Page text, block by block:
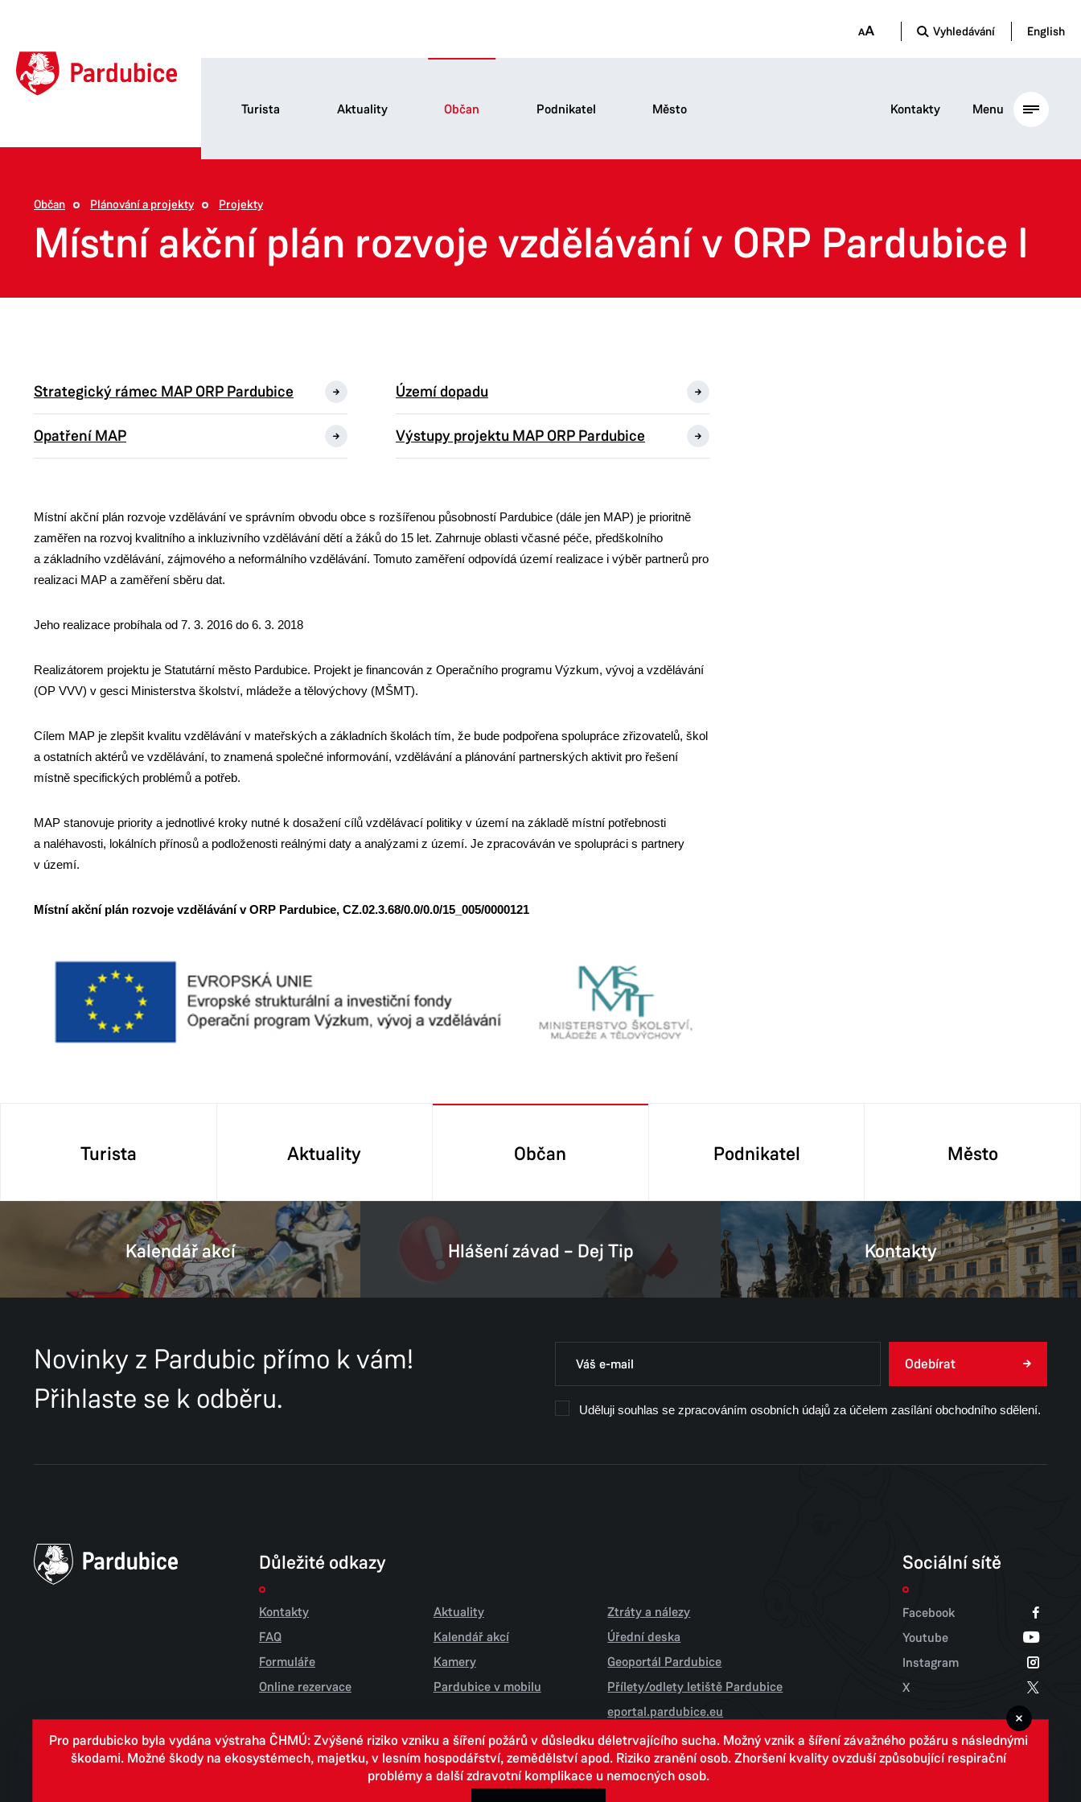
Vyhledávání English
Turista Aktuality Občan Podnikatel Město Kontakty Menu
Občan Plánování a projekty Projekty
Místní akční plán rozvoje vzdělávání v ORP Pardubice I
Strategický rámec MAP ORP Pardubice Území dopadu
Opatření MAP Výstupy projektu MAP ORP Pardubice
Místní akční plán rozvoje vzdělávání ve správním obvodu obce s rozšířenou působností Pardubice (dále jen MAP) je prioritně
zaměřen na rozvoj kvalitního a inkluzivního vzdělávání dětí a žáků do 15 let. Zahrnuje oblasti včasné péče, předškolního
a základního vzdělávání, zájmového a neformálního vzdělávání. Tomuto zaměření odpovídá území realizace i výběr partnerů pro
realizaci MAP a zaměření sběru dat.
Jeho realizace probíhala od 7. 3. 2016 do 6. 3. 2018
Realizátorem projektu je Statutární město Pardubice. Projekt je financován z Operačního programu Výzkum, vývoj a vzdělávání
(OP VVV) v gesci Ministerstva školství, mládeže a tělovýchovy (MŠMT).
Cílem MAP je zlepšit kvalitu vzdělávání v mateřských a základních školách tím, že bude podpořena spolupráce zřizovatelů, škol
a ostatních aktérů ve vzdělávání, to znamená společné informování, vzdělávání a plánování partnerských aktivit pro řešení
místně specifických problémů a potřeb.
MAP stanovuje priority a jednotlivé kroky nutné k dosažení cílů vzdělávací politiky v území na základě místní potřebnosti
a naléhavosti, lokálních přínosů a podloženosti reálnými daty a analýzami z území. Je zpracováván ve spolupráci s partnery
v území.
Místní akční plán rozvoje vzdělávání v ORP Pardubice, CZ.02.3.68/0.0/0.0/15_005/0000121
Turista Aktuality Občan Podnikatel Město
Kalendář akcí Hlášení závad – Dej Tip Kontakty
Novinky z Pardubic přímo k vám!
Přihlaste se k odběru.
Odebírat
Uděluji souhlas se zpracováním osobních údajů za účelem zasílání obchodního sdělení.
Sociální sítě
Facebook
Youtube
Instagram
X
Důležité odkazy
Kontakty
FAQ
Formuláře
Online rezervace
Aktuality
Kalendář akcí
Kamery
Pardubice v mobilu
Ztráty a nálezy
Úřední deska
Geoportál Pardubice
Přílety/odlety letiště Pardubice
eportal.pardubice.eu
Pro pardubicko byla vydána výstraha ČHMÚ: Zvýšené riziko vzniku a šíření požárů v důsledku déletrvajícího sucha. Možný vznik a šíření závažného požáru s následnými
škodami. Možné škody na ekosystémech, majetku, v lesním hospodářství, zemědělství apod. Riziko zranění osob. Zhoršení kvality ovzduší způsobující respirační
problémy a další zdravotní komplikace u nemocných osob.